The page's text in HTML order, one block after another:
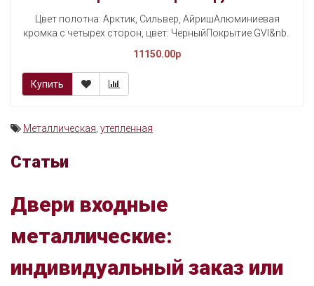
Цвет полотна: Арктик, Сильвер, АйришАлюминиевая
кромка с четырех сторон, цвет: ЧерныйПокрытие GVI&nb..
11150.00p
Купить
Металлическая утепленная
Статьи
Двери входные
металлические:
индивидуальный заказ или